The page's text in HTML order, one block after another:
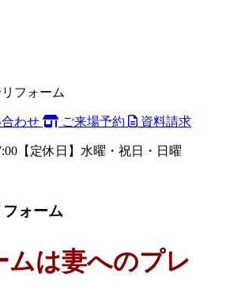
フォーム
わせ ご来場予約 資料請求
【定休日】水曜・祝日・日曜
ォーム
ムは妻へのプレ